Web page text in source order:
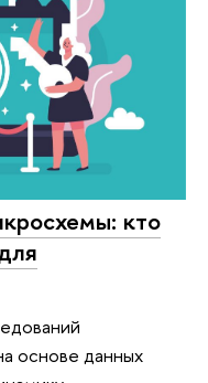
кто
основе данных